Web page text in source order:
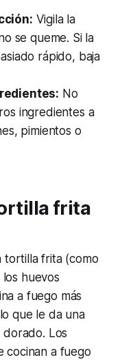
Vigila la
se queme. Si la
rápido, baja
No
ingredientes a
pimientos o
frita
tortilla frita (como
huevos
a fuego más
que le da una
Los
cocinan a fuego